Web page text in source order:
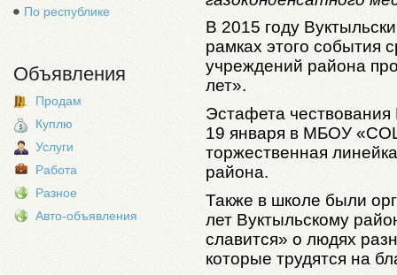
По республике
Объявления
Продам
Куплю
Услуги
Работа
Разное
Авто-объявления
В 2015 году
рамках этого события
учреждений района
лет».
Эстафета чествования
19 января в МБОУ
торжественная
района.
Также в школе были
лет Вуктыльскому
славится» о людях
которые трудятся на